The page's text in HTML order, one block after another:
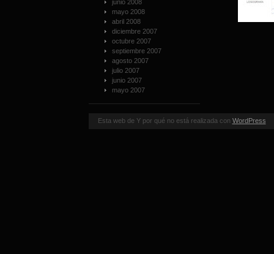
junio 2008
mayo 2008
abril 2008
diciembre 2007
octubre 2007
septiembre 2007
agosto 2007
julio 2007
junio 2007
mayo 2007
Esta web de Y por qué no está realizada con WordPress